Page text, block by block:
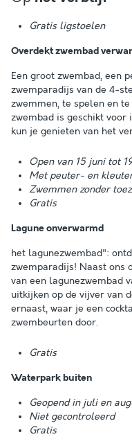
Gratis ligstoelen
Overdekt zwembad
Een groot zwembad, een
zwemparadijs van de 4-
zwemmen, te spelen en
zwembad is geschikt voor
kun je genieten van het
Open van 15 juni tot
Met peuter- en
Zwemmen zonder
Gratis
Lagune onverwarmd
het lagunezwembad":
zwemparadijs! Naast ons
van een lagunezwembad
uitkijken op de vijver van
ernaast, waar je een
zwembeurten door.
Gratis
Waterpark buiten
Geopend in juli en
Niet gecontroleerd
Gratis